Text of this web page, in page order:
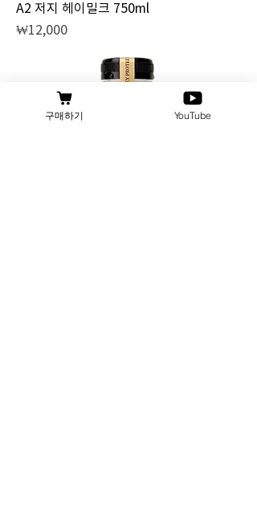
A2 저지 헤이밀크 750ml
Price
₩12,000
구매하기 YouTube